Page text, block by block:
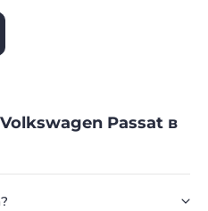
Passat в